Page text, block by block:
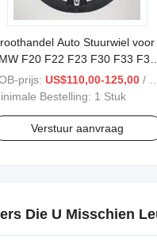
Auto Stuurwiel voor
F20 F22 F23 F30 F33 F34
F48 X5 F15 X3 F25 M3 F80
prijs: US$110,00-125,00 / Stuk
Bestelling: 1 Stuk
Verstuur aanvraag
Die U Misschien